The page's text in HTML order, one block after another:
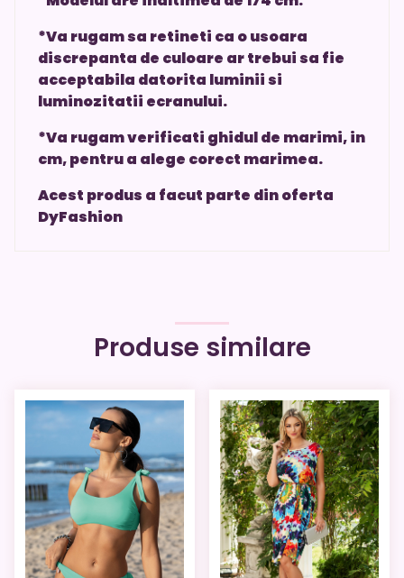
*Va rugam sa retineti ca o usoara
discrepanta de culoare ar trebui sa fie
acceptabila datorita luminii si
luminozitatii ecranului.
*Va rugam verificati ghidul de marimi, in
cm, pentru a alege corect marimea.
Acest produs a facut parte din oferta
DyFashion
Produse similare